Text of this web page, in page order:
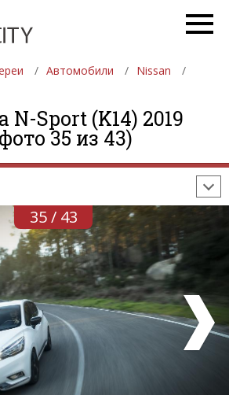
Автомобили
Nissan
N-Sport (K14) 2019
35 из 43)
АВТОМОБИЛИ
ДЕВУШКИ
ФОРМУЛА-1
35 / 43